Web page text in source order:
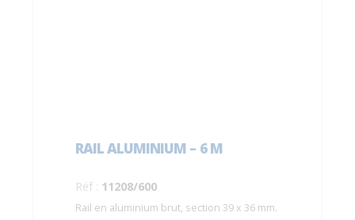
RAIL ALUMINIUM – 6 M
Réf : 11208/600
Rail en aluminium brut, section 39 x 36 mm.